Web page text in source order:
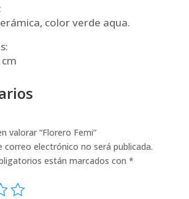
color verde aqua.
valorar “Florero Femi”
correo electrónico no será publicada.
están marcados con *